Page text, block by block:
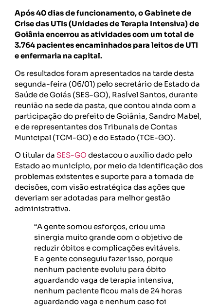
Após 40 dias de funcionamento, o Gabinete de
Crise das UTIs (Unidades de Terapia Intensiva) de
Goiânia encerrou as atividades com um total de
3.764 pacientes encaminhados para leitos de UTI
e enfermaria na capital.
Os resultados foram apresentados na tarde desta
segunda-feira (06/01) pelo secretário de Estado da
Saúde de Goiás (SES-GO), Rasível Santos, durante
reunião na sede da pasta, que contou ainda com a
participação do prefeito de Goiânia, Sandro Mabel,
e de representantes dos Tribunais de Contas
Municipal (TCM-GO) e do Estado (TCE-GO).
O titular da SES-GOdestacou o auxílio dado pelo
Estado ao município, por meio da identificação dos
problemas existentes e suporte para a tomada de
decisões, com visão estratégica das ações que
deveriam ser adotadas para melhor gestão
administrativa.
“A gente somou esforços, criou uma
sinergia muito grande com o objetivo de
reduzir óbitos e complicações evitáveis.
E a gente conseguiu fazer isso, porque
nenhum paciente evoluiu para óbito
aguardando vaga de terapia intensiva,
nenhum paciente ficou mais de 24 horas
aguardando vaga e nenhum caso foi